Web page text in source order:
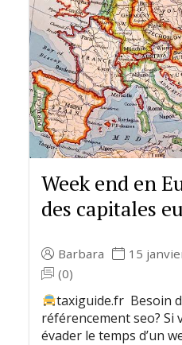
Week end en
des capitales
Barbara 15
(0)
taxiguide.fr Besoin
référencement seo? Si
évader le temps d’un